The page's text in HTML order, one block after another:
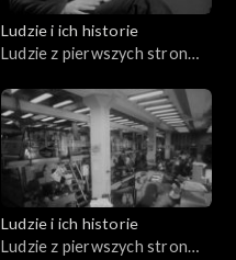
Ludzie i ich historie
Ludzie z pierwszych stron
Ludzie i ich historie
Ludzie z pierwszych stron